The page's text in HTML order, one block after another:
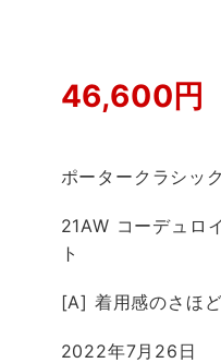
46,600円
ポータークラシック
21AW コーデュロ
ト
[A] 着用感のさほ
2022年7月26日